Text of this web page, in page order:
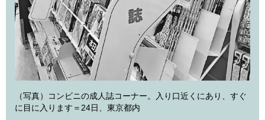
（写真）コンビニの成人誌コーナー。入り口近くにあり、すぐ
に目に入ります＝24日、東京都内